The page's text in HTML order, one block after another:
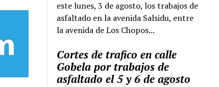
este lunes, 3 de agosto, los trabajos de
asfaltado en la avenida Salsidu, entre
la avenida de Los Chopos...
Cortes de trafico en calle
Gobela por trabajos de
asfaltado el 5 y 6 de agosto